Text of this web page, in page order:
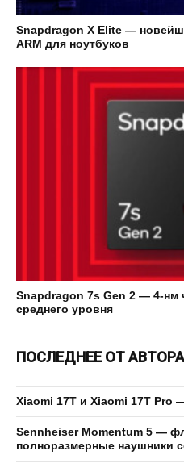
Snapdragon X Elite —
ARM для ноутбуков
Snapdragon 7s Gen 2 — 4-нм
среднего уровня
ПОСЛЕДНЕЕ ОТ АВТОРА
Xiaomi 17T и Xiaomi 17T
Sennheiser Momentum 5 —
полноразмерные наушники